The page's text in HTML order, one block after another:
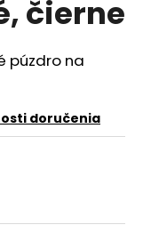
čierne
púzdro na
doručenia